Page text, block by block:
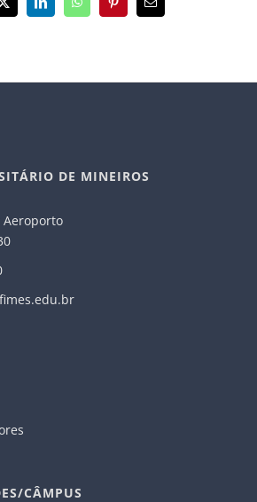
X LinkedInWhatsAppPinterest
E-
mail
DE MINEIROS
Aeroporto
CÂMPUS